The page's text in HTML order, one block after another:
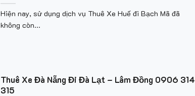
Hiện nay, sử dụng dịch vụ Thuê Xe Huế đi Bạch Mã đã
không còn...
Thuê Xe Đà Nẵng Đi Đà Lạt – Lâm Đồng 0906 314
315